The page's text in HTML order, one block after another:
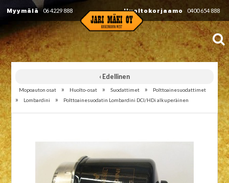
Myymälä 06 4229 888 Huoltokorjaamo 0400 654 888
‹ Edellinen
Mopoauton osat » Huolto-osat » Suodattimet » Polttoainesuodattimet
» Lombardini » Polttoainesuodatin Lombardini DCI/HDi alkuperäinen